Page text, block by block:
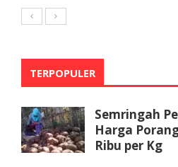
TERPOPULER
Semringah
Harga
Ribu per Kg